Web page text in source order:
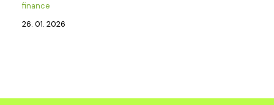
finance
26. 01. 2026